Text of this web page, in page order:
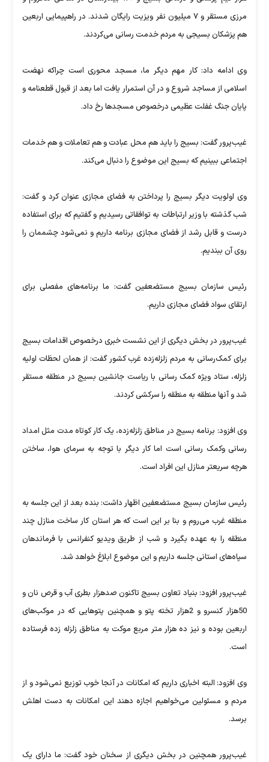
مرزی مستقر و ۷ میلیون نفر ویزیت رایگان شدند. در راهپیمایی اربعین
هم پزشکان بسیجی به مردم خدمت رسانی می‌کردند.
وی ادامه داد: کار مهم دیگر ما، مسجد محوری است چراکه نهضت
اسلامی از مساجد شروع و در آن استمرار یافت اما بعد از قبول قطعنامه و
پایان جنگ غفلت عظیمی درخصوص مسجدها رخ داد.
غیب‌پرور گفت: بسیج را باید هم محل عبادت و هم تعاملات و هم خدمات
اجتماعی ببینیم که بسیج این موضوع را دنبال می‌کند.
وی اولویت دیگر بسیج را پرداختن به فضای مجازی عنوان کرد و گفت:
شب گذشته با وزیر ارتباطات به توافقاتی رسیدیم و گفتیم که برای استفاده
درست و قابل رشد از فضای مجازی برنامه داریم و نمی‌شود چشممان را
روی آن ببندیم.
رئیس سازمان بسیج مستضعفین گفت: ما برنامه‌های مفصلی برای
ارتقای سواد فضای مجازی داریم.
غیب‌پرور در بخش دیگری از این نشست خبری درخصوص اقدامات بسیج
برای کمک‌رسانی به مردم زلزله‌زده غرب کشور گفت: از همان لحظات اولیه
زلزله، ستاد ویژه کمک رسانی با ریاست جانشین بسیج در منطقه مستقر
شد و آنها منطقه به منطقه را سرکشی کردند.
وی افزود: برنامه بسیج در مناطق زلزله‌زده، یک کار کوتاه مدت مثل امداد
رسانی و‌کمک رسانی است اما کار دیگر با توجه به سرمای هوا، ساختن
هرچه سریعتر منازل این افراد است.
رئیس سازمان بسیج مستضعفین اظهار داشت: بنده بعد از این جلسه به
منطقه غرب می‌روم و بنا بر این است که هر استان کار ساخت منازل چند
منطقه را به عهده بگیرد و شب از طریق ویدیو کنفرانس با فرماندهان
سپاه‌های استانی جلسه داریم و این موضوع ابلاغ خواهد شد.
غیب‌پرور افزود: بنیاد تعاون بسیج تاکنون صدهزار بطری آب و قرص نان و
50هزار کنسرو و 2هزار تخته پتو و همچنین پتوهایی که در موکب‌های
اربعین بوده و نیز ده هزار متر مربع موکت به مناطق زلزله زده فرستاده
است.
وی افزود: البته اخباری داریم که امکانات در آنجا خوب توزیع نمی‌شود و از
مردم و مسئولین می‌خواهیم اجازه دهند این امکانات به دست اهلش
برسد.
غیب‌پرور همچنین در بخش دیگری از سخنان خود گفت: ما دارای یک